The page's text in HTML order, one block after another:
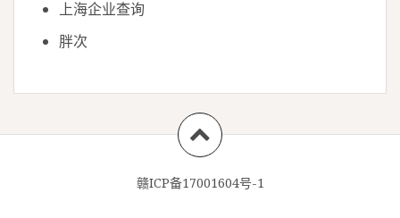
上海企业查询
胖次
赣ICP备17001604号-1